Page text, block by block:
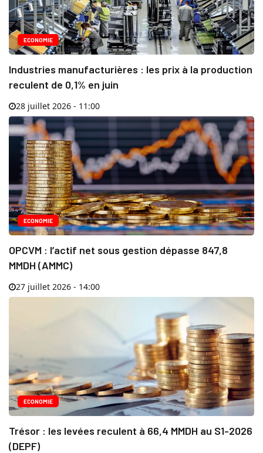
ECONOMIE
Industries manufacturières : les prix à la production
reculent de 0,1% en juin
28 juillet 2026 - 11:00
ECONOMIE
OPCVM : l’actif net sous gestion dépasse 847,8
MMDH (AMMC)
27 juillet 2026 - 14:00
ECONOMIE
Trésor : les levées reculent à 66,4 MMDH au S1-2026
(DEPF)